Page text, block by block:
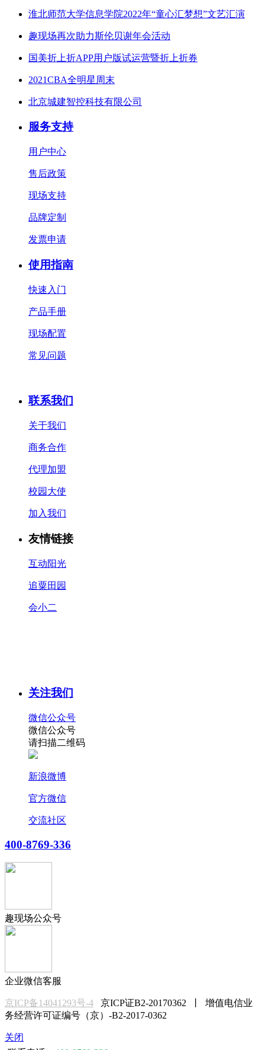
淮北师范大学信息学院2022年“童心汇梦想”文艺汇演
趣现场再次助力斯伦贝谢年会活动
国美折上折APP用户版试运营暨折上折券
2021CBA全明星周末
北京城建智控科技有限公司
服务支持
用户中心
售后政策
现场支持
品牌定制
发票申请
使用指南
快速入门
产品手册
现场配置
常见问题
联系我们
关于我们
商务合作
代理加盟
校园大使
加入我们
友情链接
互动阳光
追粟田园
会小二
关注我们
微信公众号
微信公众号
请扫描二维码
新浪微博
官方微信
交流社区
400-8769-336
趣现场公众号
企业微信客服
京ICP备14041293号-4 京ICP证B2-20170362 丨 增值电信业
务经营许可证编号（京）-B2-2017-0362
关闭